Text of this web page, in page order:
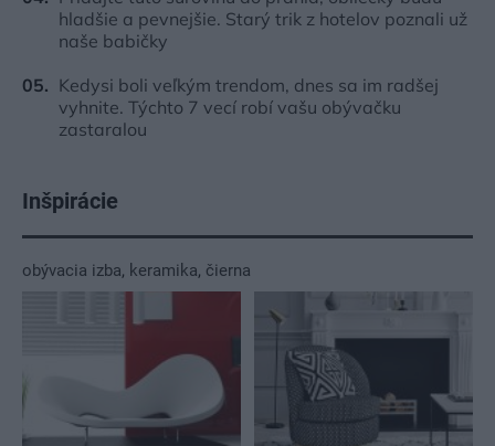
hladšie a pevnejšie. Starý trik z hotelov poznali už
naše babičky
Kedysi boli veľkým trendom, dnes sa im radšej
vyhnite. Týchto 7 vecí robí vašu obývačku
zastaralou
Inšpirácie
obývacia izba, keramika, čierna